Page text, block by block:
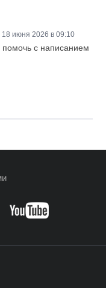
18 июня 2026 в 09:10
с написанием